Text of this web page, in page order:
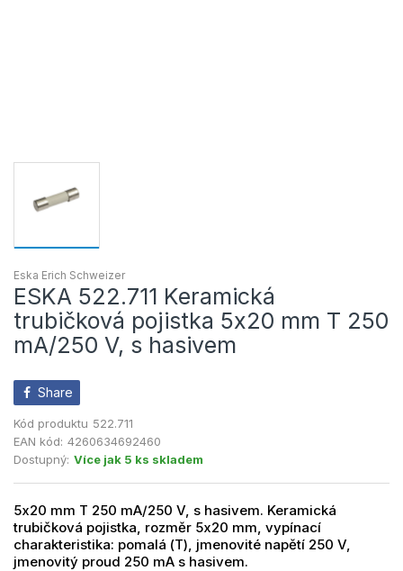
Eska Erich Schweizer
ESKA 522.711 Keramická
trubičková pojistka 5x20 mm T 250
mA/250 V, s hasivem
Share
Kód produktu 522.711
EAN kód: 4260634692460
Dostupný: Více jak 5 ks skladem
5x20 mm T 250 mA/250 V, s hasivem. Keramická
trubičková pojistka, rozměr 5x20 mm, vypínací
charakteristika: pomalá (T), jmenovité napětí 250 V,
jmenovitý proud 250 mA s hasivem.